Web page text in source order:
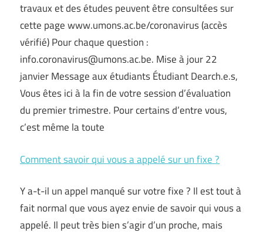
travaux et des études peuvent être consultées sur
cette page www.umons.ac.be/coronavirus (accès
vérifié) Pour chaque question :
info.coronavirus@umons.ac.be. Mise à jour 22
janvier Message aux étudiants Étudiant Dearch.e.s,
Vous êtes ici à la fin de votre session d’évaluation
du premier trimestre. Pour certains d’entre vous,
c’est même la toute
Comment savoir qui vous a appelé sur un fixe ?
Y a-t-il un appel manqué sur votre fixe ? Il est tout à
fait normal que vous ayez envie de savoir qui vous a
appelé. Il peut très bien s’agir d’un proche, mais